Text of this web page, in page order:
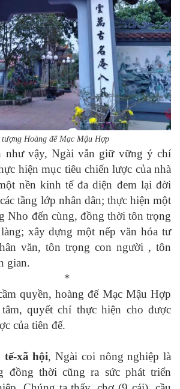
Hoàng đế Mạc Mậu Hợp
như vậy, Ngài vẫn giữ vững ý chí
hiện mục tiêu chiến lược của nhà
nền kinh tế đa diện đem lại đời
tầng lớp nhân dân; thực hiện một
Nho đến cùng, đồng thời tôn trọng
xây dựng một nếp văn hóa tư
văn, tôn trọng con người , tôn
gian.
quyền, hoàng đế Mạc Mậu Hợp
quyết chí thực hiện cho được
của tiên đế.
xã hội, Ngài coi nông nghiệp là
đồng thời cũng ra sức phát triển